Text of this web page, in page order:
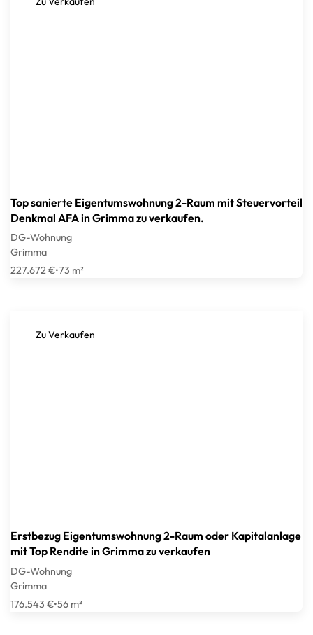
Top sanierte Eigentumswohnung 2-Raum mit Steuervorteil
Denkmal AFA in Grimma zu verkaufen.
DG-Wohnung
Grimma
227.672 €•73 m²
Zu Verkaufen
Erstbezug Eigentumswohnung 2-Raum oder Kapitalanlage
mit Top Rendite in Grimma zu verkaufen
DG-Wohnung
Grimma
176.543 €•56 m²